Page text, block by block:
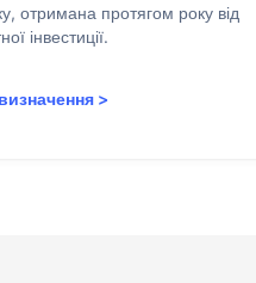
отримана протягом року від
інвестиції.
>